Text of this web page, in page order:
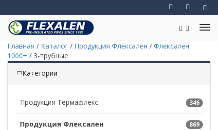
Главная / Каталог / Продукция Флексален / Флексален
1000+ / 3-трубные
Категории
Продукция Термафлекс 346
Продукция Флексален
869